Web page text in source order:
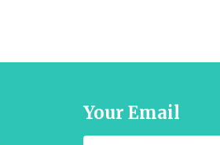
Your Email